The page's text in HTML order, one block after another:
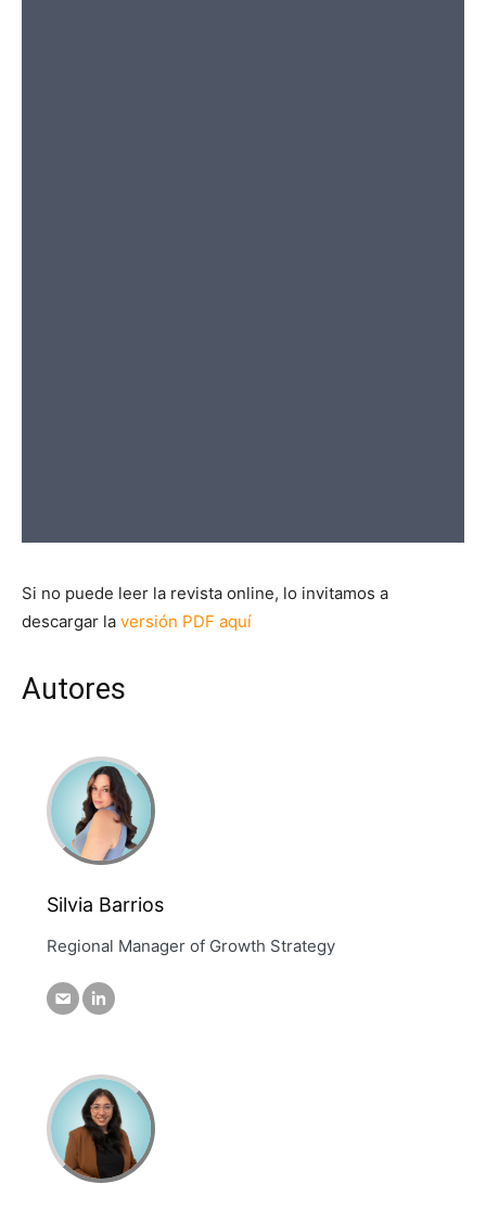
Si no puede leer la revista online, lo invitamos a
descargar la versión PDF aquí
Autores
Silvia Barrios
Regional Manager of Growth Strategy